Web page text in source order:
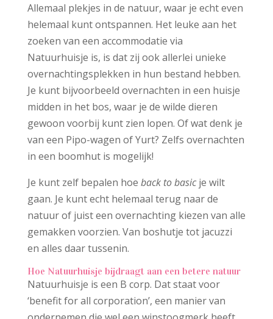
Allemaal plekjes in de natuur, waar je echt even
helemaal kunt ontspannen. Het leuke aan het
zoeken van een accommodatie via
Natuurhuisje is, is dat zij ook allerlei unieke
overnachtingsplekken in hun bestand hebben.
Je kunt bijvoorbeeld overnachten in een huisje
midden in het bos, waar je de wilde dieren
gewoon voorbij kunt zien lopen. Of wat denk je
van een Pipo-wagen of Yurt? Zelfs overnachten
in een boomhut is mogelijk!
Je kunt zelf bepalen hoe back to basicje wilt
gaan. Je kunt echt helemaal terug naar de
natuur of juist een overnachting kiezen van alle
gemakken voorzien. Van boshutje tot jacuzzi
en alles daar tussenin.
Hoe Natuurhuisje bijdraagt aan een betere natuur
Natuurhuisje is een B corp. Dat staat voor
‘benefit for all corporation’, een manier van